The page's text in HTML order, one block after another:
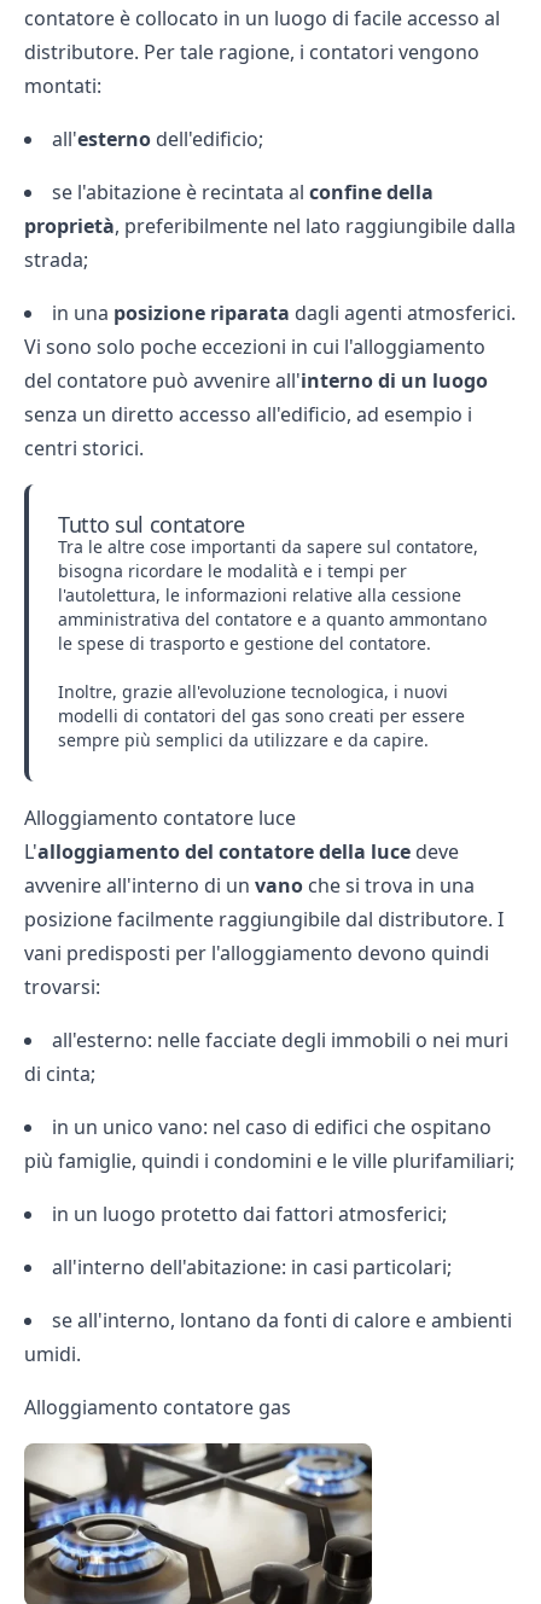
contatore è collocato in un luogo di facile accesso al
distributore. Per tale ragione, i contatori vengono
montati:
all'esterno dell'edificio;
se l'abitazione è recintata al confine della
proprietà, preferibilmente nel lato raggiungibile dalla
strada;
in una posizione riparata dagli agenti atmosferici.
Vi sono solo poche eccezioni in cui l'alloggiamento
del contatore può avvenire all'interno di un luogo
senza un diretto accesso all'edificio, ad esempio i
centri storici.
Tutto sul contatore
Tra le altre cose importanti da sapere sul contatore,
bisogna ricordare le modalità e i tempi per
l'autolettura, le informazioni relative alla cessione
amministrativa del contatore e a quanto ammontano
le spese di trasporto e gestione del contatore.
Inoltre, grazie all'evoluzione tecnologica, i nuovi
modelli di contatori del gas sono creati per essere
sempre più semplici da utilizzare e da capire.
Alloggiamento contatore luce
L'alloggiamento del contatore della luce deve
avvenire all'interno di un vano che si trova in una
posizione facilmente raggiungibile dal distributore. I
vani predisposti per l'alloggiamento devono quindi
trovarsi:
all'esterno: nelle facciate degli immobili o nei muri
di cinta;
in un unico vano: nel caso di edifici che ospitano
più famiglie, quindi i condomini e le ville plurifamiliari;
in un luogo protetto dai fattori atmosferici;
all'interno dell'abitazione: in casi particolari;
se all'interno, lontano da fonti di calore e ambienti
umidi.
Alloggiamento contatore gas